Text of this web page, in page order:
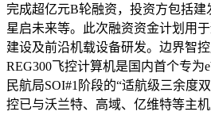
完成超亿元B轮融资，投资方包括建
星启未来等。此次融资资金计划用
建设及前沿机载设备研发。边界智
REG300飞控计算机是国内首个专
民航局SOI#1阶段的“适航级三余度
控已与沃兰特、高域、亿维特等主机